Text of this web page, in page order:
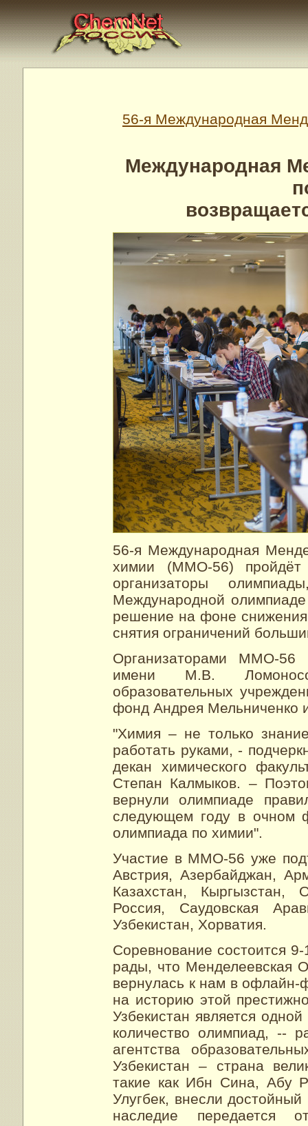
56-я Международная
Международная
56-я Международная
химии (ММО-56)
организаторы
Международной
решение на фоне
снятия ограничений
Организаторами ММО-56
имени М.В.
образовательных
фонд Андрея Мельниченко
"Химия – не только
работать руками, -
декан химического
Степан Калмыков. –
вернули олимпиаде
следующем году в очном
олимпиада по химии".
Участие в ММО-56 уже
Австрия, Азербайджан,
Казахстан, Кыргызстан,
Россия, Саудовская
Узбекистан, Хорватия.
Соревнование состоится
рады, что Менделеевская
вернулась к нам в
на историю этой
Узбекистан является
количество олимпиад, --
агентства
Узбекистан – страна
такие как Ибн Сина, Абу
Улугбек, внесли
наследие передается